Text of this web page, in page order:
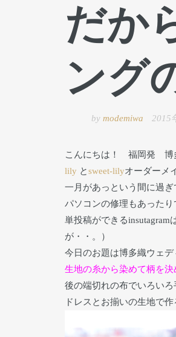
だか
ング
by modemiwa 2015
こんにちは！ 福岡発 博
lily とsweet-lilyオーダーメ
一月があっという間に過ぎ
パソコンの修理もあった
単投稿ができるinsutagram
が・・。）
今日のお題は博多織ウェ
生地の糸から染めて柄を
後の端切れの布でいろい
ドレスとお揃いの生地で作